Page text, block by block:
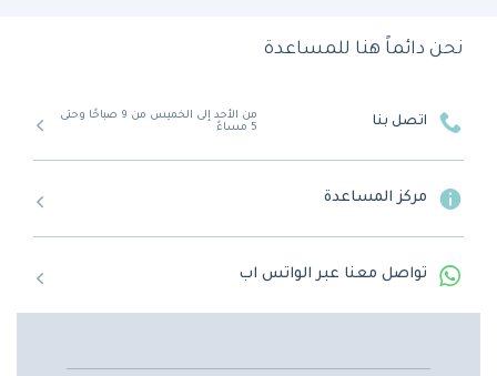
نحن دائماً هنا للمساعدة
اتصل بنا
من الأحد إلى الخميس من 9 صباحًا وحتى
5 مساءً
مركز المساعدة
تواصل معنا عبر الواتس اب